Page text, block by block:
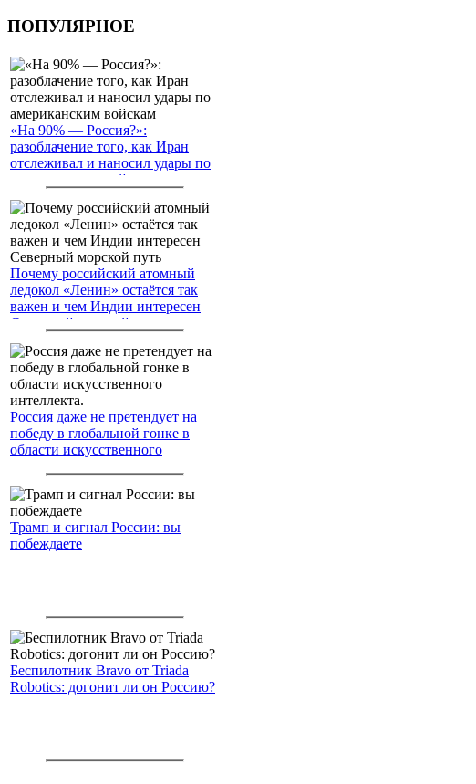
ПОПУЛЯРНОЕ
«На 90% — Россия?»:
разоблачение того, как Иран
отслеживал и наносил удары по
американским войскам
Почему российский атомный
ледокол «Ленин» остаётся так
важен и чем Индии интересен
Северный морской путь
Россия даже не претендует на
победу в глобальной гонке в
области искусственного
Трамп и сигнал России: вы
побеждаете
Беспилотник Bravo от Triada
Robotics: догонит ли он Россию?